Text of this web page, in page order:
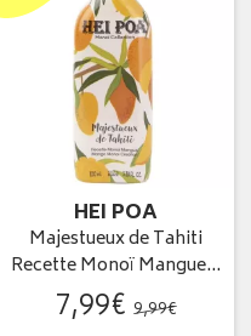
HEI POA
Majestueux de Tahiti
Recette Monoï Mangue…
7,99€ 9,99€